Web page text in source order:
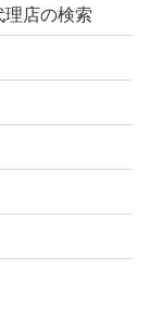
店の検索